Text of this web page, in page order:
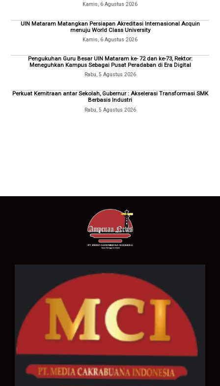
Kamis, 6 Agustus 2026
UIN Mataram Matangkan Persiapan Akreditasi Internasional Acquin
menuju World Class University
Kamis, 6 Agustus 2026
Pengukuhan Guru Besar UIN Mataram ke- 72 dan ke-73, Rektor:
Meneguhkan Kampus Sebagai Pusat Peradaban di Era Digital
Rabu, 5 Agustus 2026
Perkuat Kemitraan antar Sekolah, Gubernur : Akselerasi Transformasi SMK
Berbasis Industri
Rabu, 5 Agustus 2026